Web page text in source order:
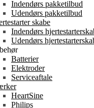
Indendørs pakketilbud
Udendørs pakketilbud
skabe
Indendørs
Udendørs
Batterier
Elektroder
Serviceaftale
HeartSine
Philips